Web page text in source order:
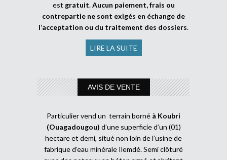
est gratuit.Aucun paiement, frais ou
contrepartie ne sont exigés en échange de
l’acceptation ou du traitement des dossiers.
LIRE LA SUITE
AVIS DE VENTE
Particulier vend un terrain borné à Koubri
(Ouagadougou) d’une superficie d’un (01)
hectare et demi, situé non loin de l’usine de
fabrique d’eau minérale Ilemdé. Semi clôturé